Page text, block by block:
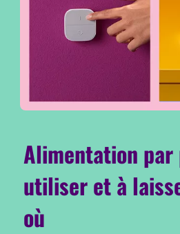
Alimentation par
utiliser et à
où